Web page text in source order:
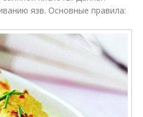
язв. Основные правила: